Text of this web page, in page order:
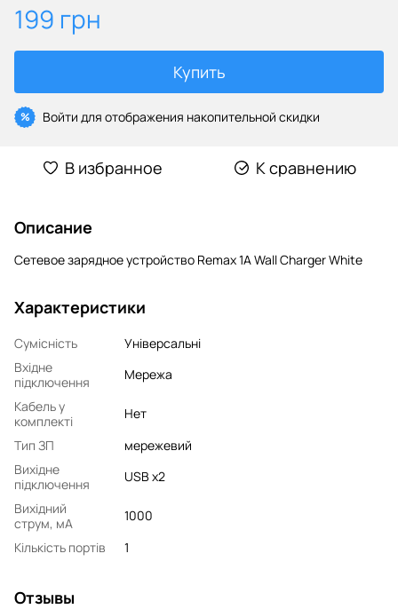
199 грн
Купить
% Войти для отображения накопительной скидки
В избранное К сравнению
Описание
Сетевое зарядное устройство Remax 1A Wall Charger White
Характеристики
Сумісність
Універсальні
Вхідне
підключення
Мережа
Кабель у
комплекті
Нет
Тип ЗП
мережевий
Вихідне
підключення
USB x2
Вихідний
струм, мA
1000
Кількість портів
1
Отзывы